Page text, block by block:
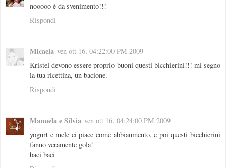
nooooo è da svenimento!!!
Rispondi
Micaela ven ott 16, 04:22:00 PM 2009
Kristel devono essere proprio buoni questi bicchierini!!! mi segno
la tua ricettina, un bacione.
Rispondi
Manuela e Silvia ven ott 16, 04:24:00 PM 2009
yogurt e mele ci piace come abbianmento, e poi questi bicchierini
fanno veramente gola!
baci baci